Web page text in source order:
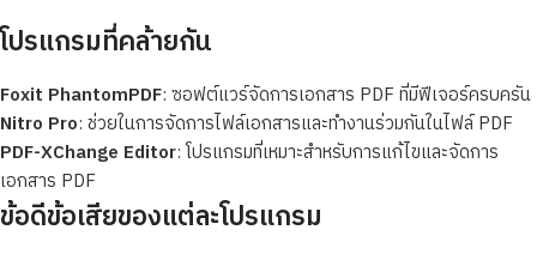
โปรแกรมที่คล้ายกัน
Foxit PhantomPDF: ซอฟต์แวร์จัดการเอกสาร PDF ที่มีฟีเจอร์ครบครัน
Nitro Pro: ช่วยในการจัดการไฟล์เอกสารและทำงานร่วมกันในไฟล์ PDF
PDF-XChange Editor: โปรแกรมที่เหมาะสำหรับการแก้ไขและจัดการ
เอกสาร PDF
ข้อดีข้อเสียของแต่ละโปรแกรม